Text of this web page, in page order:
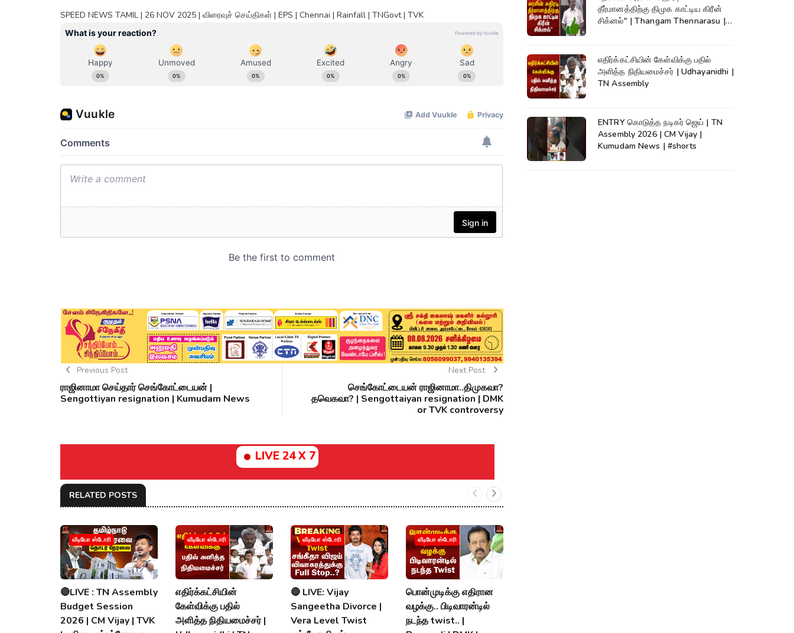
SPEED NEWS TAMIL | 26 NOV 2025 | விரைவுச் செய்திகள் | EPS | Chennai | Rainfall | TNGovt | TVK
Previous Post
ராஜினாமா செய்தார் செங்கோட்டையன் |
Sengottiyan resignation | Kumudam News
Next Post
செங்கோட்டையன் ராஜினாமா..திமுகவா?
தவெகவா? | Sengottaiyan resignation | DMK
or TVK controversy
LIVE 24 X 7
RELATED POSTS
வீடியோ ஸ்டோரி
🔴LIVE : TN Assembly
Budget Session
2026 | CM Vijay | TVK
வீடியோ ஸ்டோரி
எதிர்க்கட்சியின்
கேள்விக்கு பதில்
அளித்த நிதியமைச்சர் |
வீடியோ ஸ்டோரி
🔴 LIVE: Vijay
Sangeetha Divorce |
Vera Level Twist
வீடியோ ஸ்டோரி
பொன்முடிக்கு எதிரான
வழக்கு.. பிடிவாரன்டில்
நடந்த twist.. |
தீர்மானத்திற்கு திமுக காட்டிய கிரீன்
சிக்னல்" | Thangam Thennarasu |
எதிர்க்கட்சியின் கேள்விக்கு பதில்
அளித்த நிதியமைச்சர் | Udhayanidhi |
TN Assembly
ENTRY கொடுத்த நடிகர் ஜெய் | TN
Assembly 2026 | CM Vijay |
Kumudam News | #shorts